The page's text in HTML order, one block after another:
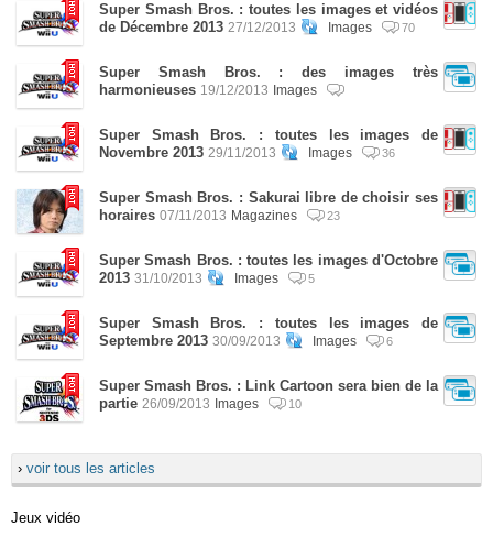
Super Smash Bros. : toutes les images et vidéos
de Décembre 2013 27/12/2013 Images 70
Super Smash Bros. : des images très
harmonieuses 19/12/2013 Images
Super Smash Bros. : toutes les images de
Novembre 2013 29/11/2013 Images 36
Super Smash Bros. : Sakurai libre de choisir ses
horaires 07/11/2013 Magazines 23
Super Smash Bros. : toutes les images d'Octobre
2013 31/10/2013 Images 5
Super Smash Bros. : toutes les images de
Septembre 2013 30/09/2013 Images 6
Super Smash Bros. : Link Cartoon sera bien de la
partie 26/09/2013 Images 10
› voir tous les articles
Jeux vidéo